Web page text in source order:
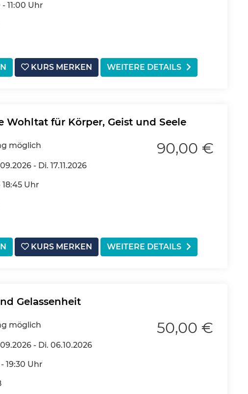
11:00 Uhr
KURS MERKEN WEITERE DETAILS
Wohltat für Körper, Geist und Seele
möglich
- Di. 17.11.2026
18:45 Uhr
90,00 €
KURS MERKEN WEITERE DETAILS
Gelassenheit
möglich
- Di. 06.10.2026
19:30 Uhr
50,00 €